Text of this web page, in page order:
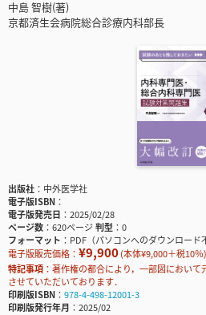
中島 智樹(著)
京都済生会病院総合診療内科部長
出版社
中外医学社
電子版ISBN
電子版発売日
2025/02/28
ページ数
620ページ判型
0
フォーマット
PDF（パソコンへのダウンロード
電子版販売価格： ¥9,900(本体¥9,000＋税10％)
特記事項
著作権の都合により，一部図において
させていただいております．
印刷版ISBN
978-4-498-12001-3
印刷版発行年月
2025/02